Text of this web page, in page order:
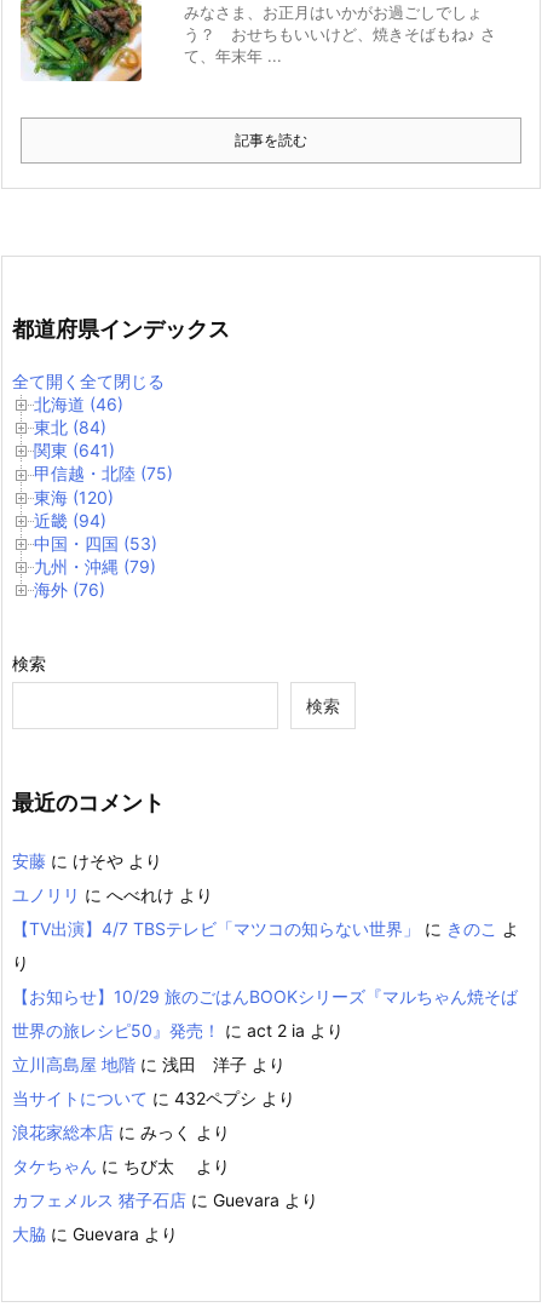
みなさま、お正月はいかがお過ごしでしょ
う？ おせちもいいけど、焼きそばもね♪ さ
て、年末年 ...
記事を読む
都道府県インデックス
全て開く 全て閉じる
北海道 (46)
東北 (84)
関東 (641)
甲信越・北陸 (75)
東海 (120)
近畿 (94)
中国・四国 (53)
九州・沖縄 (79)
海外 (76)
検索
検索
最近のコメント
安藤 に けそや より
ユノリリ に へべれけ より
【TV出演】4/7 TBSテレビ「マツコの知らない世界」
に きのこ よ
り
【お知らせ】10/29 旅のごはんBOOKシリーズ『マルちゃん焼そば
世界の旅レシピ50』発売！
に act 2 ia より
立川高島屋 地階 に 浅田 洋子 より
当サイトについて に 432ペプシ より
浪花家総本店 に みっく より
タケちゃん に ちび太
より
カフェメルス 猪子石店 に Guevara より
大脇 に Guevara より